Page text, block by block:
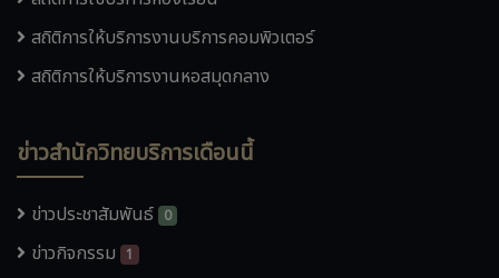
สถิติการให้บริการงานบริการคอมพิวเตอร์
สถิติการให้บริการงานหอสมุดกลาง
ข่าวสำนักวิทยบริการเดือนนี้
ข่าวประชาสัมพันธ์ 0
ข่าวกิจกรรม 1